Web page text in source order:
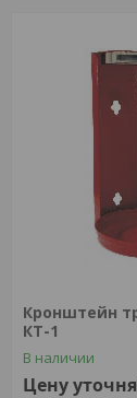
Кронштейн
КТ-1
В наличии
Цену